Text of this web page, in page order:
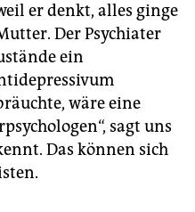
er denkt, alles ginge
Der Psychiater
ein
wäre eine
sagt uns
Das können sich